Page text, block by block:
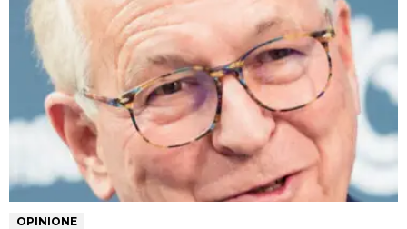
OPINIONE